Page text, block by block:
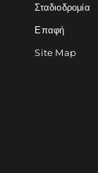
Σταδιοδρομία
Επαφή
Site Map